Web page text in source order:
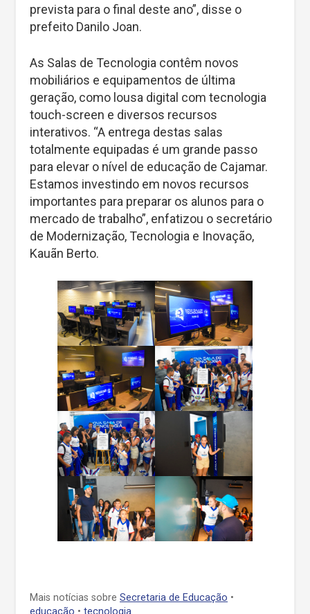
prevista para o final deste ano”, disse o
prefeito Danilo Joan.
As Salas de Tecnologia contêm novos
mobiliários e equipamentos de última
geração, como lousa digital com tecnologia
touch-screen e diversos recursos
interativos. “A entrega destas salas
totalmente equipadas é um grande passo
para elevar o nível de educação de Cajamar.
Estamos investindo em novos recursos
importantes para preparar os alunos para o
mercado de trabalho”, enfatizou o secretário
de Modernização, Tecnologia e Inovação,
Kauãn Berto.
Mais notícias sobre Secretaria de Educação •
educação • tecnologia